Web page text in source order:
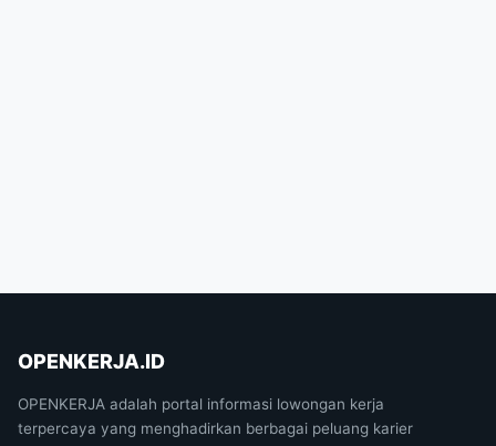
OPENKERJA.ID
OPENKERJA adalah portal informasi lowongan kerja
terpercaya yang menghadirkan berbagai peluang karier